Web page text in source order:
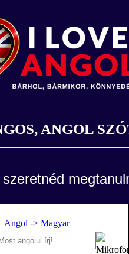
ANGOL
Angol -> Magyar